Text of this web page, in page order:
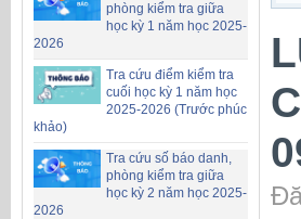
phòng kiểm tra giữa
học kỳ 1 năm học 2025-
2026
Tra cứu điểm kiểm tra
cuối học kỳ 1 năm học
2025-2026 (Trước phúc
khảo)
Tra cứu số báo danh,
phòng kiểm tra giữa
học kỳ 2 năm học 2025-
2026